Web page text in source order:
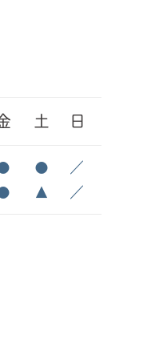
土 日
●
／
▲ ／